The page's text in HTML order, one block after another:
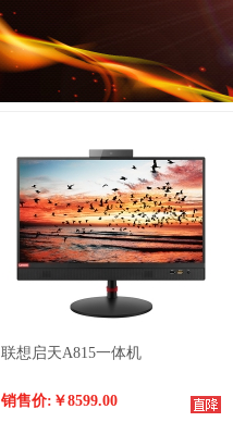
联想启天A815一体机
销售价: ￥8599.00